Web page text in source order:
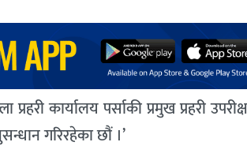
कार्यालय पर्साकी प्रमुख प्रहरी
गरिरहेका छौं ।’